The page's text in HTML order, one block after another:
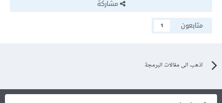
مشاركة
متابعون
1
اذهب الى مقالات البرمجة